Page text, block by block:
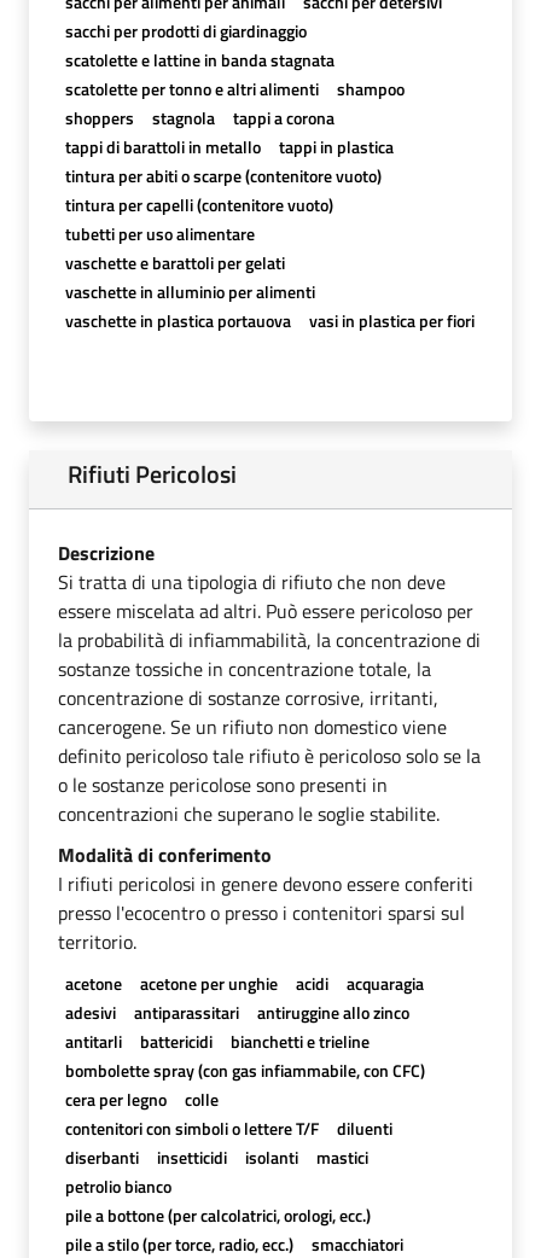
sacchi per prodotti di giardinaggio
scatolette e lattine in banda stagnata
scatolette per tonno e altri alimenti
shampoo
shoppers
stagnola
tappi a corona
tappi di barattoli in metallo
tappi in plastica
tintura per abiti o scarpe (contenitore vuoto)
tintura per capelli (contenitore vuoto)
tubetti per uso alimentare
vaschette e barattoli per gelati
vaschette in alluminio per alimenti
vaschette in plastica portauova
vasi in plastica per fiori
Rifiuti Pericolosi
Descrizione
Si tratta di una tipologia di rifiuto che non deve
essere miscelata ad altri. Può essere pericoloso per
la probabilità di infiammabilità, la concentrazione di
sostanze tossiche in concentrazione totale, la
concentrazione di sostanze corrosive, irritanti,
cancerogene. Se un rifiuto non domestico viene
definito pericoloso tale rifiuto è pericoloso solo se la
o le sostanze pericolose sono presenti in
concentrazioni che superano le soglie stabilite.
Modalità di conferimento
I rifiuti pericolosi in genere devono essere conferiti
presso l'ecocentro o presso i contenitori sparsi sul
territorio.
acetone acetone per unghie acidi
acquaragia
adesivi
antiparassitari
antiruggine allo zinco
antitarli
battericidi
bianchetti e trieline
bombolette spray (con gas infiammabile, con CFC)
cera per legno
colle
contenitori con simboli o lettere T/F
diluenti
diserbanti
insetticidi isolanti
mastici
petrolio bianco
pile a bottone (per calcolatrici, orologi, ecc.)
pile a stilo (per torce, radio, ecc.)
smacchiatori